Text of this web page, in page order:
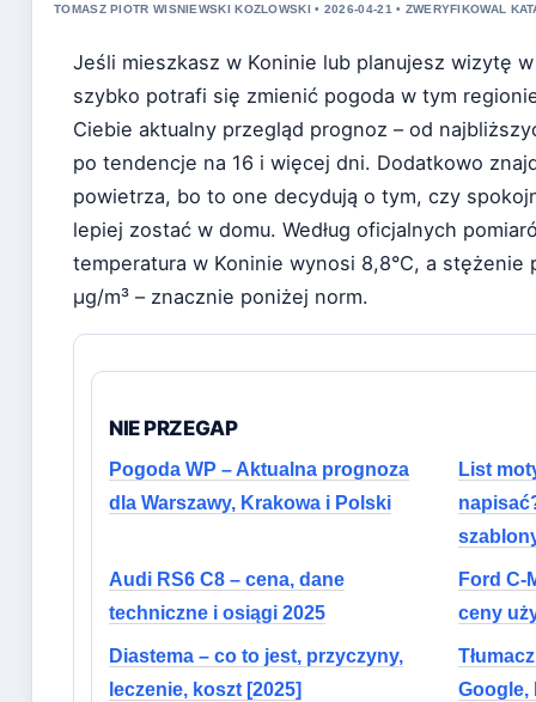
TOMASZ PIOTR WISNIEWSKI KOZLOWSKI • 2026-04-21 • ZWERYFIKOWAL
Jeśli mieszkasz w Koninie lub planujesz wizytę
szybko potrafi się zmienić pogoda w tym
Ciebie aktualny przegląd prognoz – od
po tendencje na 16 i więcej dni. Dodatkowo
powietrza, bo to one decydują o tym, czy
lepiej zostać w domu. Według oficjalnych
temperatura w Koninie wynosi 8,8°C, a stężenie
µg/m³ – znacznie poniżej norm.
NIE PRZEGAP
Pogoda WP – Aktualna prognoza
dla Warszawy, Krakowa i Polski
List
Audi RS6 C8 – cena, dane
techniczne i osiągi 2025
Ford C-
ceny
Diastema – co to jest, przyczyny,
leczenie, koszt [2025]
Google,